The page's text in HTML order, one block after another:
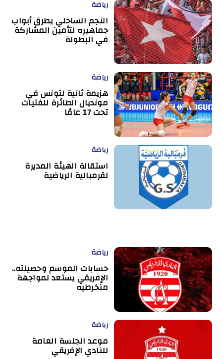
رياضة
النجم الساحلي يطرق أبواب
جماهيره لتأمين المشاركة
في البطولة
رياضة
هزيمة ثانية لتونس في
مونديال الطائرة للفتيات
تحت 17 عامًا
رياضة
استقالة الهيئة المديرة
لقرمبالية الرياضية
رياضة
حسابات الموسم وحصيلته..
الإفريقي يستعد لمواجهة
منخرطيه
رياضة
موعد الجلسة العامة
للنادي الإفريقي